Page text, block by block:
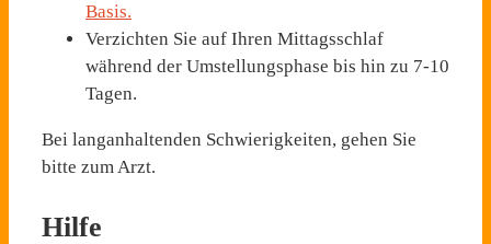
Basis.
Verzichten Sie auf Ihren Mittagsschlaf
während der Umstellungsphase bis hin zu 7-10
Tagen.
Bei langanhaltenden Schwierigkeiten, gehen Sie
bitte zum Arzt.
Hilfe